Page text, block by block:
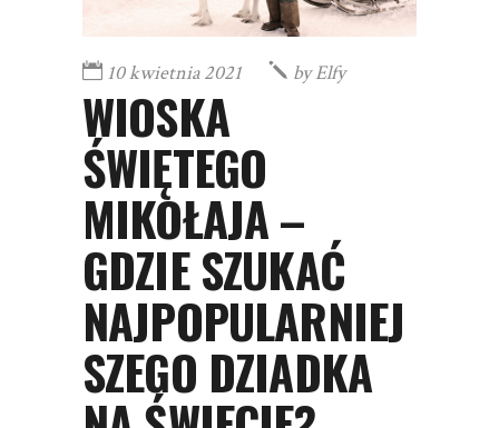
10 kwietnia 2021 byElfy
WIOSKA
ŚWIĘTEGO
MIKOŁAJA –
GDZIE SZUKAĆ
NAJPOPULARNIEJ
SZEGO DZIADKA